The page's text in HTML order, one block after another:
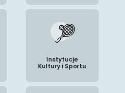
Instytucje
Kultury i Sportu